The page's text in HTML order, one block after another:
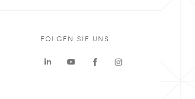
FOLGEN SIE UNS